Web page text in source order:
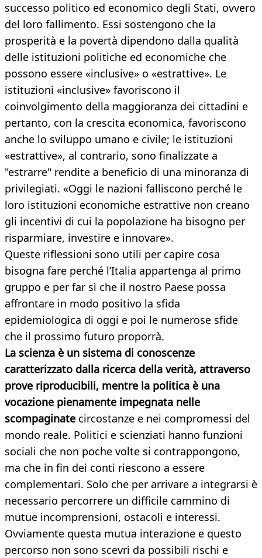
successo politico ed economico degli Stati, ovvero
del loro fallimento. Essi sostengono che la
prosperità e la povertà dipendono dalla qualità
delle istituzioni politiche ed economiche che
possono essere «inclusive» o «estrattive». Le
istituzioni «inclusive» favoriscono il
coinvolgimento della maggioranza dei cittadini e
pertanto, con la crescita economica, favoriscono
anche lo sviluppo umano e civile; le istituzioni
«estrattive», al contrario, sono finalizzate a
"estrarre" rendite a beneficio di una minoranza di
privilegiati. «Oggi le nazioni falliscono perché le
loro istituzioni economiche estrattive non creano
gli incentivi di cui la popolazione ha bisogno per
risparmiare, investire e innovare».
Queste riflessioni sono utili per capire cosa
bisogna fare perché l’Italia appartenga al primo
gruppo e per far sì che il nostro Paese possa
affrontare in modo positivo la sfida
epidemiologica di oggi e poi le numerose sfide
che il prossimo futuro proporrà.
La scienza è un sistema di conoscenze
caratterizzato dalla ricerca della verità, attraverso
prove riproducibili, mentre la politica è una
vocazione pienamente impegnata nelle
scompaginate circostanze e nei compromessi del
mondo reale. Politici e scienziati hanno funzioni
sociali che non poche volte si contrappongono,
ma che in fin dei conti riescono a essere
complementari. Solo che per arrivare a integrarsi è
necessario percorrere un difficile cammino di
mutue incomprensioni, ostacoli e interessi.
Ovviamente questa mutua interazione e questo
percorso non sono scevri da possibili rischi e